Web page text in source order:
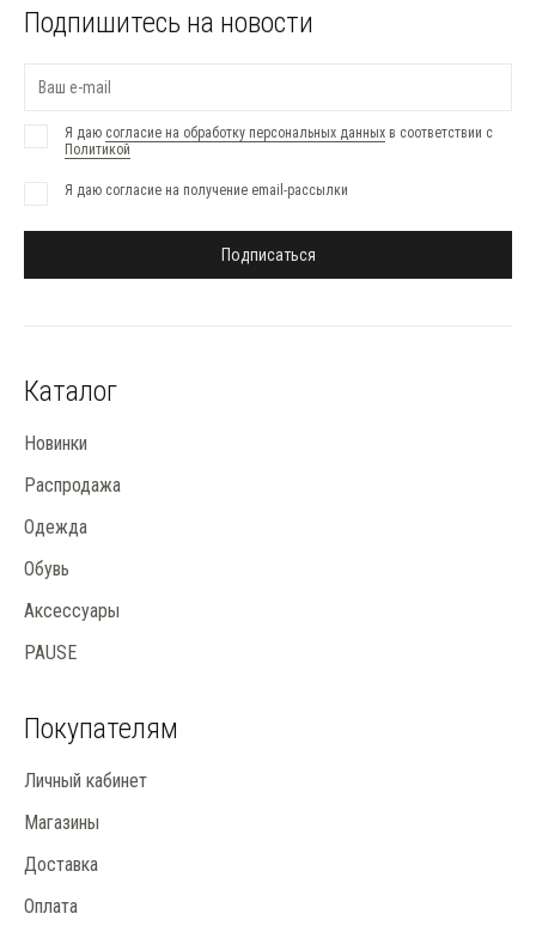
Каталог
Новинки
Распродажа
Одежда
Обувь
Аксессуары
PAUSE
Покупателям
Личный кабинет
Магазины
Доставка
Оплата
Подпишитесь на новости
Я даю согласие на обработку персональных данных в соответствии с
Политикой
Я даю согласие на получение email-рассылки
Подписаться